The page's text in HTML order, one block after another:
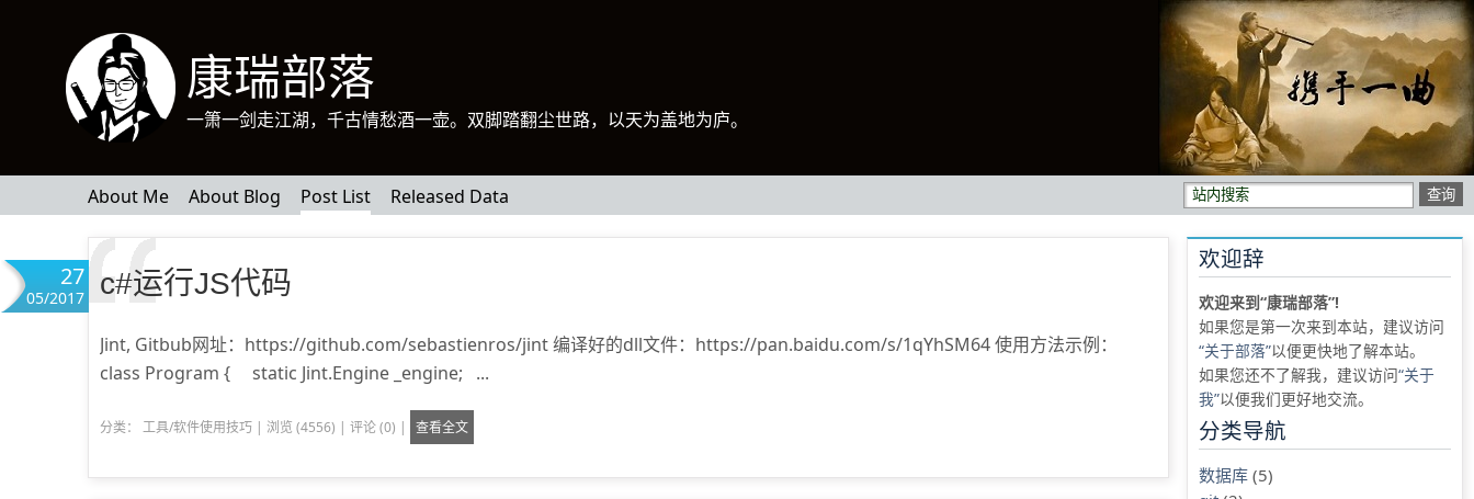
康瑞部落
一箫一剑走江湖，千古情愁酒一壶。双脚踏翻尘世路，以天为盖地为庐。
About Me About Blog Post List Released Data
欢迎辞
欢迎来到“康瑞部落”!
如果您是第一次来到本站，建议访问
“关于部落”以便更快地了解本站。
如果您还不了解我，建议访问“关于
我”以便我们更好地交流。
分类导航
数据库 (5)
27
05/2017 c#运行JS代码
Jint, Gitbub网址：https://github.com/sebastienros/jint 编译好的dll文件：https://pan.baidu.com/s/1qYhSM64 使用方法示例：
class Program { static Jint.Engine _engine; ...
分类： 工具/软件使用技巧 | 浏览 (4556) | 评论 (0) | 查看全文